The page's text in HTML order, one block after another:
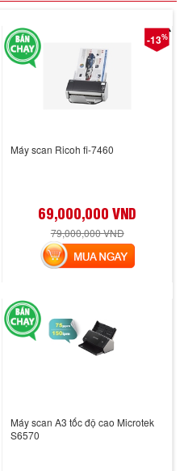
-13%
Máy scan Ricoh fi-7460
69,000,000 VND
79,000,000 VND
MUA NGAY
Máy scan A3 tốc độ cao Microtek
S6570